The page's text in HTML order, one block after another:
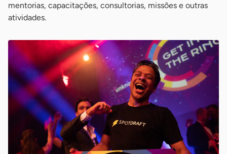
mentorias, capacitações, consultorias, missões e outras
atividades.